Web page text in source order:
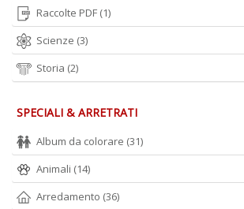
Raccolte PDF (1)
Scienze (3)
Storia (2)
SPECIALI & ARRETRATI
Album da colorare (31)
Animali (14)
Arredamento (36)